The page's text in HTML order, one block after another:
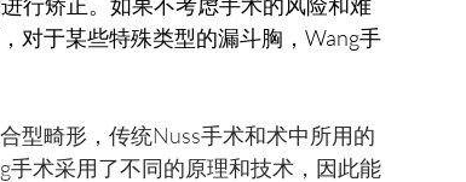
对于某些特殊类型的漏斗胸，Wang手
型畸形，传统Nuss手术和术中所用的
术采用了不同的原理和技术，因此能